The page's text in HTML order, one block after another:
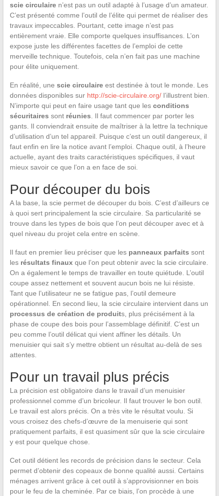
scie circulairen’est pas un outil adapté à l’usage d’un amateur.
C’est présenté comme l’outil de l’élite qui permet de réaliser des
travaux impeccables. Pourtant, cette image n’est pas
entièrement vraie. Elle comporte quelques insuffisances. L’on
expose juste les différentes facettes de l’emploi de cette
merveille technique. Toutefois, cela n’en fait pas une machine
pour élite uniquement.
En réalité, une scie circulaireest destinée à tout le monde. Les
données disponibles sur http://scie-circulaire.org/l’illustrent bien.
N’importe qui peut en faire usage tant que les conditions
sécuritaires sontréunies . Il faut commencer par porter les
gants. Il conviendrait ensuite de maîtriser à la lettre la technique
d’utilisation d’un tel appareil. Puisque c’est un outil dangereux, il
faut enfin en lire la notice avant l’emploi. Chaque outil, à l’heure
actuelle, ayant des traits caractéristiques spécifiques, il vaut
mieux savoir ce que l’on a en face de soi.
Pour découper du bois
A la base, la scie permet de découper du bois. C’est d’ailleurs ce
à quoi sert principalement la scie circulaire. Sa particularité se
trouve dans les types de bois que l’on peut découper avec et à
quel niveau du projet cela entre en scène.
Il faut en premier lieu préciser que les panneaux parfaits sont
les résultats finauxque l’on peut obtenir avec la scie circulaire.
On a également le temps de travailler en toute quiétude. L’outil
coupe assez nettement et souvent aucun bois ne lui résiste.
Tant que l’utilisateur ne se fatigue pas, l’outil demeure
opérationnel. En second lieu, la scie circulaire intervient dans un
processus de création de produits, plus précisément à la
phase de coupe des bois pour l’assemblage définitif. C’est un
peu comme l’outil délicat qui vient affiner les détails. Un
menuisier qui sait s’y mettre obtient un résultat au-delà de ses
attentes.
Pour un travail plus précis
La précision est obligatoire dans le travail d’un menuisier
professionnel comme d’un bricoleur. Il faut trouver le bon outil.
Le travail est alors précis. On a très vite le résultat voulu. Si
vous croisez des chefs-d’œuvre de la menuiserie qui sont
pratiquement parfaits, il est quasiment sûr que la scie circulaire
y est pour quelque chose.
Cet outil détient les records de précision dans le secteur. Cela
permet d’obtenir des copeaux de bonne qualité aussi. Certains
ménages arrivent grâce à cet outil à s’approvisionner en bois
pour le feu de la cheminée. Par ce biais, l’on procède à une